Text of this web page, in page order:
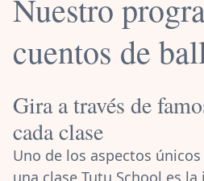
Nuestro
cuentos de
Gira a través de
cada clase
Uno de los aspectos